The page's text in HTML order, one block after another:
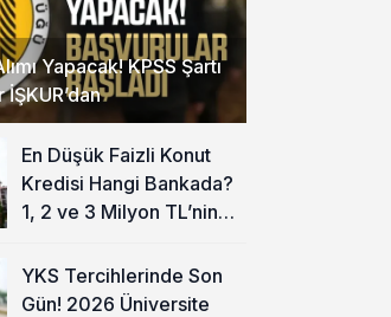
Yapacak! KPSS Şartı
En Düşük Faizli Konut
Kredisi Hangi Bankada?
1, 2 ve 3 Milyon TL’nin
YKS Tercihlerinde Son
Gün! 2026 Üniversite